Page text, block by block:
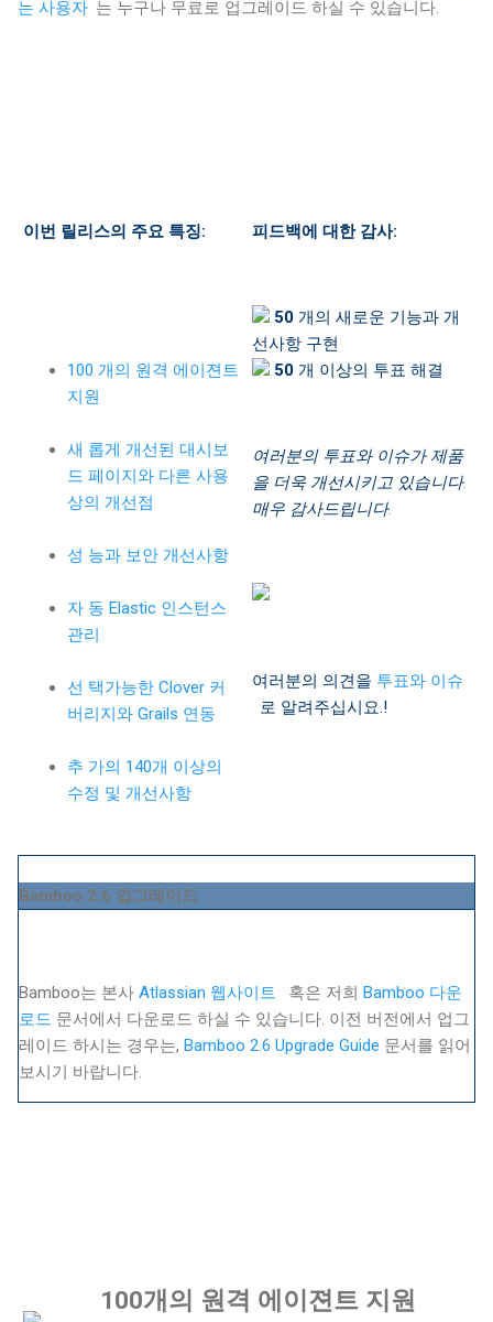
는 사용자 는 누구나 무료로 업그레이드 하실 수 있습니다.
이번 릴리스의 주요 특징:
100 개의 원격 에이젼트
지원
새 롭게 개선된 대시보
드 페이지와 다른 사용
상의 개선점
성 능과 보안 개선사항
자 동 Elastic 인스턴스
관리
선 택가능한 Clover 커
버리지와 Grails 연동
추 가의 140개 이상의
수정 및 개선사항
피드백에 대한 감사:
50 개의 새로운 기능과 개
선사항 구현
50 개 이상의 투표 해결
여러분의 투표와 이슈가 제품
을 더욱 개선시키고 있습니다.
매우 감사드립니다.
여러분의 의견을 투표와 이슈
로 알려주십시요.!
Bamboo 2.6 업그레이드
Bamboo는 본사 Atlassian 웹사이트 혹은 저희 Bamboo 다운
로드 문서에서 다운로드 하실 수 있습니다. 이전 버전에서 업그
레이드 하시는 경우는, Bamboo 2.6 Upgrade Guide 문서를 읽어
보시기 바랍니다.
100개의 원격 에이젼트 지원